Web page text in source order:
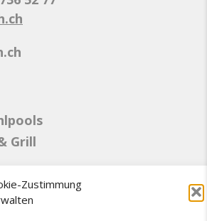
Zustimmung
Grill